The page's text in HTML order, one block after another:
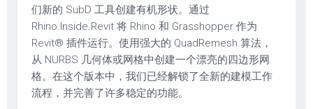
们新的 SubD 工具创建有机形状。通过
Rhino.Inside.Revit 将 Rhino 和 Grasshopper 作为
Revit® 插件运行。使用强大的 QuadRemesh 算法，
从 NURBS 几何体或网格中创建一个漂亮的四边形网
格。在这个版本中，我们已经解锁了全新的建模工作
流程，并完善了许多稳定的功能。